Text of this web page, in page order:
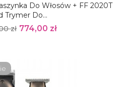
Do Włosów + FF 2020T
Trymer Do...
zł 774,00 zł